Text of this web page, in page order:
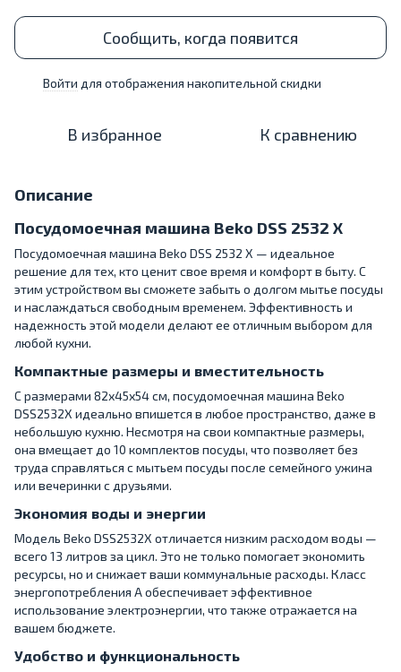
Сообщить, когда появится
Войти для отображения накопительной скидки
В избранное К сравнению
Описание
Посудомоечная машина Beko DSS 2532 X
Посудомоечная машина Beko DSS 2532 X — идеальное
решение для тех, кто ценит свое время и комфорт в быту. С
этим устройством вы сможете забыть о долгом мытье посуды
и наслаждаться свободным временем. Эффективность и
надежность этой модели делают ее отличным выбором для
любой кухни.
Компактные размеры и вместительность
С размерами 82х45х54 см, посудомоечная машина Beko
DSS2532X идеально впишется в любое пространство, даже в
небольшую кухню. Несмотря на свои компактные размеры,
она вмещает до 10 комплектов посуды, что позволяет без
труда справляться с мытьем посуды после семейного ужина
или вечеринки с друзьями.
Экономия воды и энергии
Модель Beko DSS2532X отличается низким расходом воды —
всего 13 литров за цикл. Это не только помогает экономить
ресурсы, но и снижает ваши коммунальные расходы. Класс
энергопотребления А обеспечивает эффективное
использование электроэнергии, что также отражается на
вашем бюджете.
Удобство и функциональность